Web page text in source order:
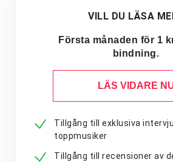
VILL DU LÄSA
Första månaden för 1
bindning.
LÄS VIDARE
Tillgång till exklusiva
toppmusiker
Tillgång till recensioner av